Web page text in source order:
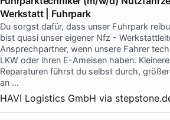
Werkstatt | Fuhrpark
Du sorgst dafür, dass unser Fuhrpark
bist quasi unser eigener Nfz -
Ansprechpartner, wenn unsere Fahrer
LKW oder ihren E-Ameisen haben.
Reparaturen führst du selbst durch,
an …
HAVI Logistics GmbH via